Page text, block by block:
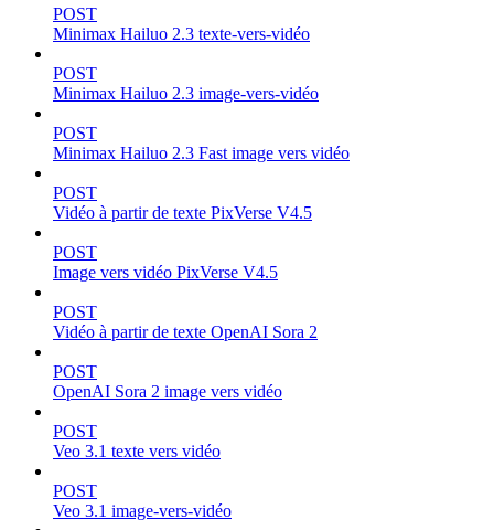
POST
Minimax Hailuo 2.3 texte-vers-vidéo
POST
Minimax Hailuo 2.3 image-vers-vidéo
POST
Minimax Hailuo 2.3 Fast image vers vidéo
POST
Vidéo à partir de texte PixVerse V4.5
POST
Image vers vidéo PixVerse V4.5
POST
Vidéo à partir de texte OpenAI Sora 2
POST
OpenAI Sora 2 image vers vidéo
POST
Veo 3.1 texte vers vidéo
POST
Veo 3.1 image-vers-vidéo